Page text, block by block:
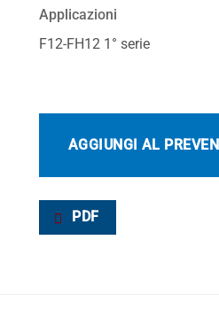
Applicazioni
F12-FH12 1° serie
AGGIUNGI AL
PDF